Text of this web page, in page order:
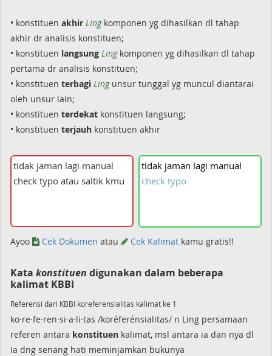
• konstituen akhir Lingkomponen yg dihasilkan dl tahap
akhir dr analisis konstituen;
• konstituen langsung Lingkomponen yg dihasilkan dl tahap
pertama dr analisis konstituen;
• konstituen terbagi Lingunsur tunggal yg muncul diantarai
oleh unsur lain;
• konstituen terdekat konstituen langsung;
• konstituen terjauh konstituen akhir
tidak jaman lagi manual
check typo
Ayoo Cek Dokumen atau Cek Kalimat kamu gratis!!
Kata konstituen digunakan dalam beberapa
kalimat KBBI
Referensi dari KBBI koreferensialitas kalimat ke 1
ko·re·fe·ren·si·a·li·tas /koréferénsialitas/ n Ling persamaan
referen antara konstituen kalimat, msl antara ia dan nya dl
Ia dng senang hati meminjamkan bukunya